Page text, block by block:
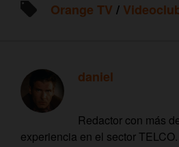
Orange TV /
daniel
Redactor con más
experiencia en el sector